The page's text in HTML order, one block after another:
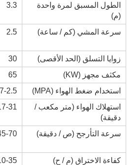
الطول المسبق لمرة واحدة
(م)
3.3
سرعة المشي (كم / ساعة) 2.5
زوايا التسلق (الحد الأقصى) 30
مكثف مجهز (KW)
65
استخدام ضغط الهواء (MPA)
2.5
استهلاك الهواء (متر مكعب /
دقيقة)
31
سرعة التأرجح (ص / دقيقة) 70
كفاءة الاختراق (م / ح)
35